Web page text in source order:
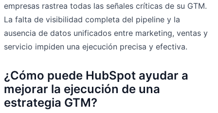
empresas rastrea todas las señales críticas de su GTM.
La falta de visibilidad completa del pipeline y la
ausencia de datos unificados entre marketing, ventas y
servicio impiden una ejecución precisa y efectiva.
¿Cómo puede HubSpot ayudar a
mejorar la ejecución de una
estrategia GTM?